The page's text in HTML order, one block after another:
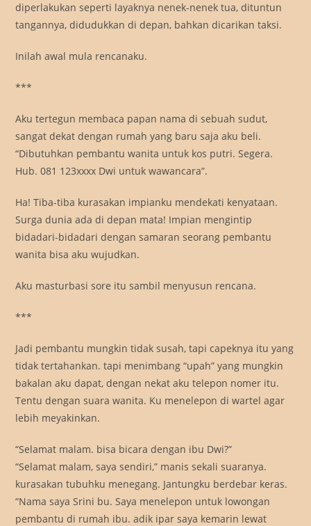
diperlakukan seperti layaknya nenek-nenek tua, dituntun
tangannya, didudukkan di depan, bahkan dicarikan taksi.
Inilah awal mula rencanaku.
***
Aku tertegun membaca papan nama di sebuah sudut,
sangat dekat dengan rumah yang baru saja aku beli.
“Dibutuhkan pembantu wanita untuk kos putri. Segera.
Hub. 081 123xxxx Dwi untuk wawancara”.
Ha! Tiba-tiba kurasakan impianku mendekati kenyataan.
Surga dunia ada di depan mata! Impian mengintip
bidadari-bidadari dengan samaran seorang pembantu
wanita bisa aku wujudkan.
Aku masturbasi sore itu sambil menyusun rencana.
***
Jadi pembantu mungkin tidak susah, tapi capeknya itu yang
tidak tertahankan. tapi menimbang “upah” yang mungkin
bakalan aku dapat, dengan nekat aku telepon nomer itu.
Tentu dengan suara wanita. Ku menelepon di wartel agar
lebih meyakinkan.
“Selamat malam. bisa bicara dengan ibu Dwi?”
“Selamat malam, saya sendiri,” manis sekali suaranya.
kurasakan tubuhku menegang. Jantungku berdebar keras.
“Nama saya Srini bu. Saya menelepon untuk lowongan
pembantu di rumah ibu. adik ipar saya kemarin lewat